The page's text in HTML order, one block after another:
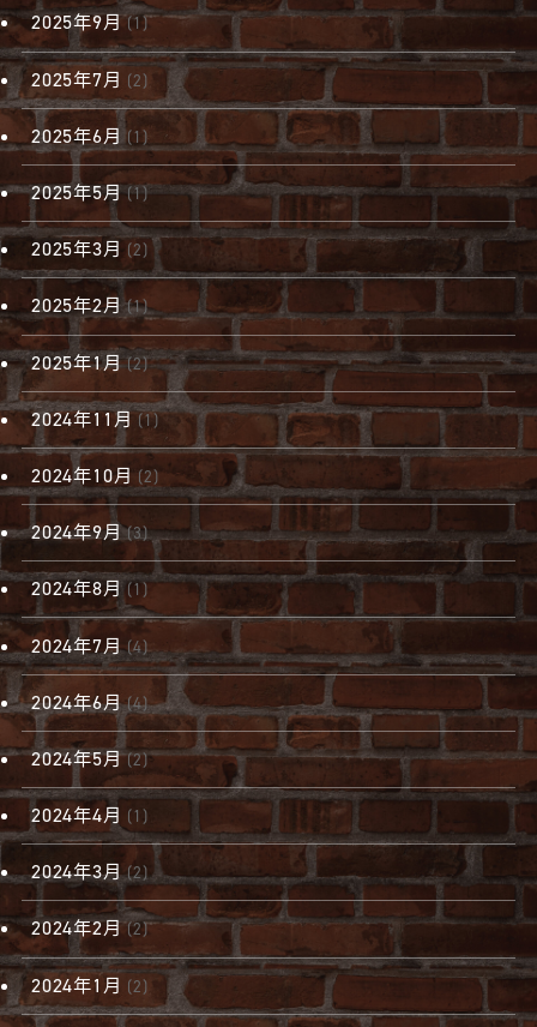
2025年9月(1)
2025年7月 (2)
2025年6月 (1)
2025年5月(1)
2025年3月 (2)
2025年2月(1)
2025年1月(2)
2024年11月 (1)
2024年10月(2)
2024年9月(3)
2024年8月 (1)
2024年7月(4)
2024年6月(4)
2024年5月(2)
2024年4月 (1)
2024年3月(2)
2024年2月(2)
2024年1月 (2)